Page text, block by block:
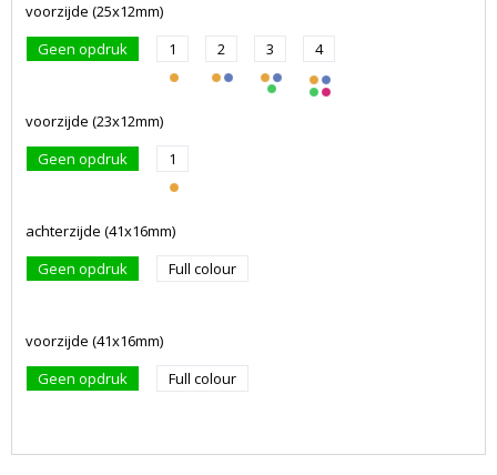
voorzijde (25x12mm)
Geen opdruk
1 2 3 4
voorzijde (23x12mm)
Geen opdruk
1
achterzijde (41x16mm)
Geen opdruk
Full colour
voorzijde (41x16mm)
Geen opdruk
Full colour